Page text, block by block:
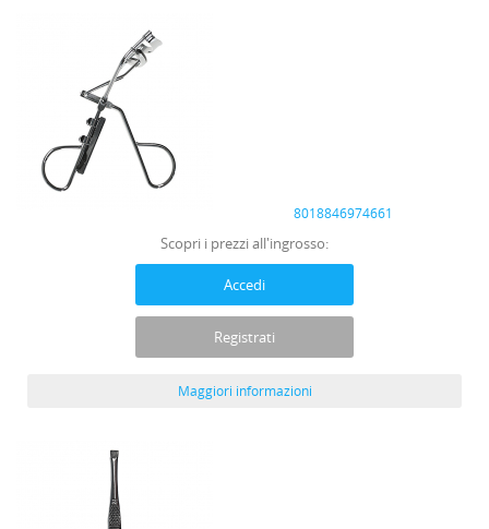
8018846974661
Scopri i prezzi all'ingrosso:
Accedi
Registrati
Maggiori informazioni